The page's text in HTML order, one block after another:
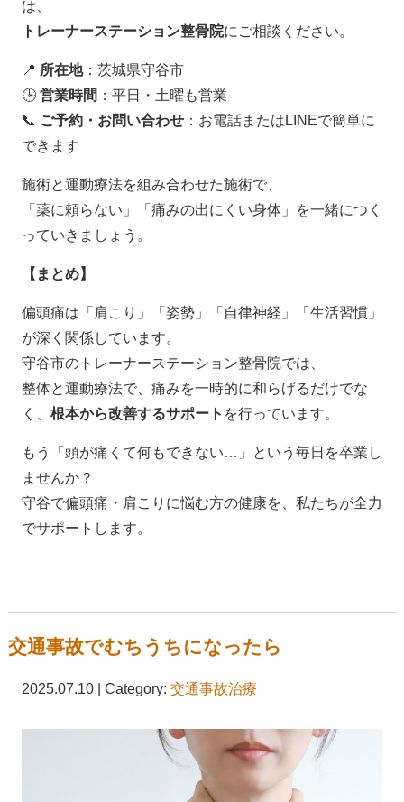
は、
トレーナーステーション整骨院にご相談ください。
📍 所在地：茨城県守谷市
🕒 営業時間 ：平日・土曜も営業
📞 ご予約・お問い合わせ：お電話または LINEで簡単に
できます
施術と運動療法を組み合わせた施術で、
「薬に頼らない」「痛みの出にくい身体」を一緒につく
っていきましょう。
【まとめ】
偏頭痛は「肩こり」「姿勢」「自律神経」「生活習慣」
が深く関係しています。
守谷市のトレーナーステーション整骨院では、
整体と運動療法で、痛みを一時的に和らげるだけでな
く、 根本から改善するサポート を行っています。
もう「頭が痛くて何もできない… 」という毎日を卒業し
ませんか？
守谷で偏頭痛・肩こりに悩む方の健康を、私たちが全力
でサポートします。
交通事故でむちうちになったら
2025.07.10 | Category: 交通事故治療